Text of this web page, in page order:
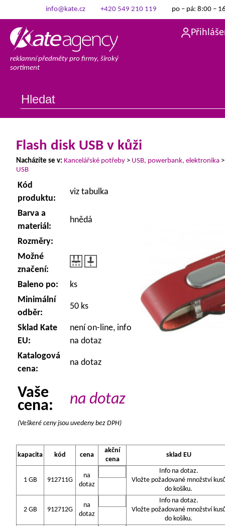
info@kate.cz +420 549 210 119 po – pá: 8:00 –
reklamní předměty pro firmy, široký
sortiment
Flash disk USB v kůži
Nacházíte se v: Kancelářské potřeby > USB, powerbank, elektronika
USB
Kód
produktu:
viz tabulka
Barva a
materiál:
hnědá
Rozměry:
Možné
značení:
Baleno po:
ks
Minimální
odběr:
50 ks
Sklad Kate
EU:
není on-line, info
na dotaz
Katalogová
cena:
na dotaz
Vaše
cena:
na dotaz
(Veškeré ceny jsou uvedeny bez DPH)
kapacita kód cena
akční
cena
sklad EU
1 GB 912711G
na
dotaz
Info na dotaz.
Vložte požadované množství
do košíku.
2 GB 912712G
na
dotaz
Info na dotaz.
Vložte požadované množství
do košíku.